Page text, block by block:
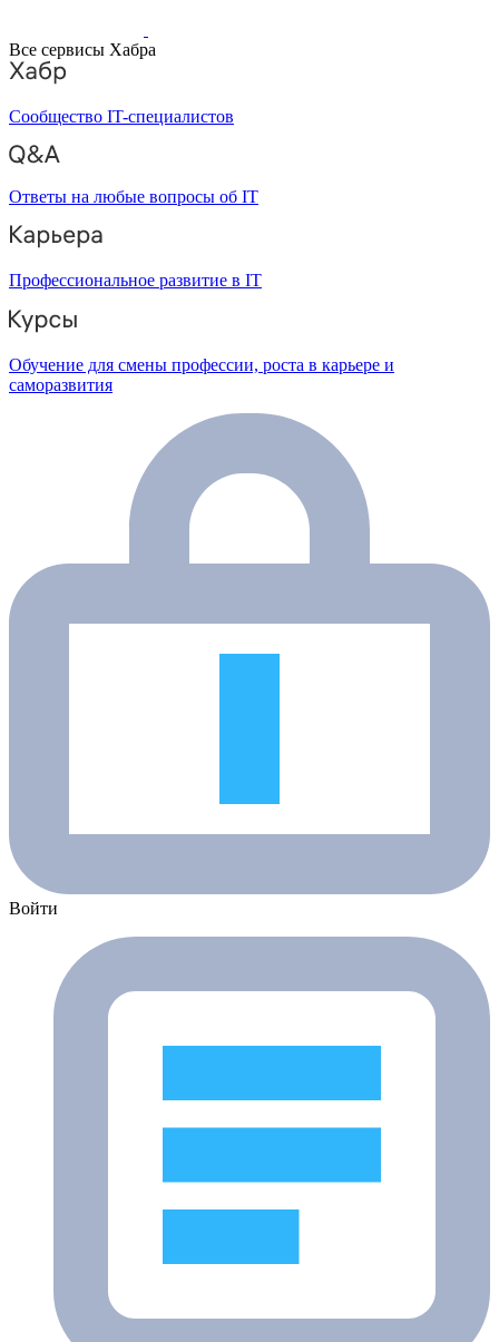
Все сервисы Хабра
Сообщество IT-специалистов
Ответы на любые вопросы об IT
Профессиональное развитие в IT
Обучение для смены профессии, роста в карьере и
саморазвития
Войти